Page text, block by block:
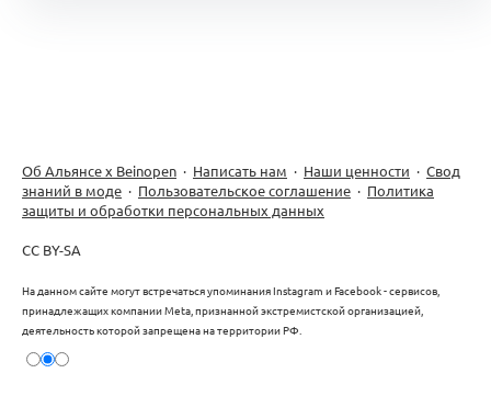
Об Альянсе х Beinopen · Написать нам · Наши ценности · Свод
знаний в моде · Пользовательское соглашение · Политика
защиты и обработки персональных данных
CC BY-SA
На данном сайте могут встречаться упоминания Instagram и Facebook - сервисов,
принадлежащих компании Meta, признанной экстремистской организацией,
деятельность которой запрещена на территории РФ.